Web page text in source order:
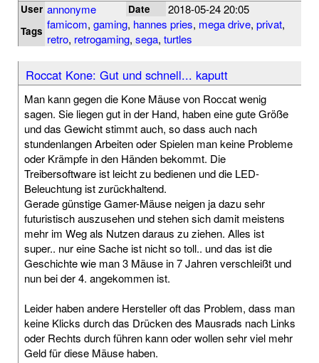
User annonyme Date 2018-05-24 20:05
Tags famicom, gaming, hannes pries, mega drive, privat,
retro, retrogaming, sega, turtles
Roccat Kone: Gut und schnell... kaputt
Man kann gegen die Kone Mäuse von Roccat wenig
sagen. Sie liegen gut in der Hand, haben eine gute Größe
und das Gewicht stimmt auch, so dass auch nach
stundenlangen Arbeiten oder Spielen man keine Probleme
oder Krämpfe in den Händen bekommt. Die
Treibersoftware ist leicht zu bedienen und die LED-
Beleuchtung ist zurückhaltend.
Gerade günstige Gamer-Mäuse neigen ja dazu sehr
futuristisch auszusehen und stehen sich damit meistens
mehr im Weg als Nutzen daraus zu ziehen. Alles ist
super.. nur eine Sache ist nicht so toll.. und das ist die
Geschichte wie man 3 Mäuse in 7 Jahren verschleißt und
nun bei der 4. angekommen ist.
Leider haben andere Hersteller oft das Problem, dass man
keine Klicks durch das Drücken des Mausrads nach Links
oder Rechts durch führen kann oder wollen sehr viel mehr
Geld für diese Mäuse haben.